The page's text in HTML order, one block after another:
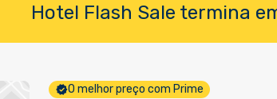
Hotel Flash Sale termina
O melhor preço com Prime